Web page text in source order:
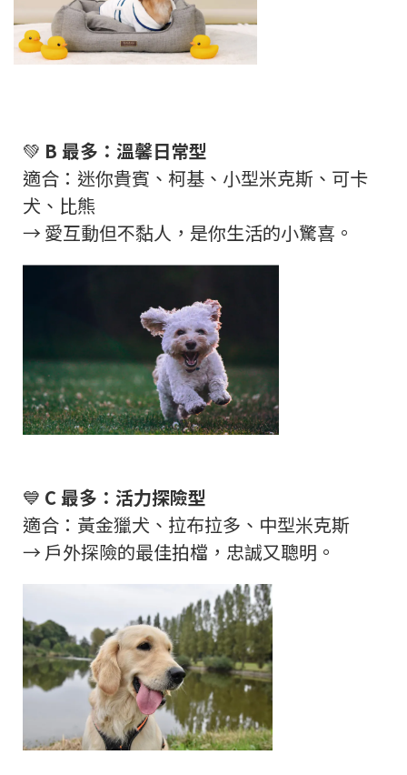
💚 B 最多：溫馨日常型
適合：迷你貴賓、柯基、小型米克斯、可卡
犬、比熊
→ 愛互動但不黏人，是你生活的小驚喜。
💙 C 最多：活力探險型
適合：黃金獵犬、拉布拉多、中型米克斯
→ 戶外探險的最佳拍檔，忠誠又聰明。